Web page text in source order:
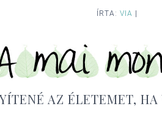
ÍRTA:VIA
AZ ÉLETEMET,